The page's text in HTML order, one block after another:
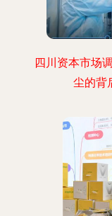
四川资本市场
尘的背